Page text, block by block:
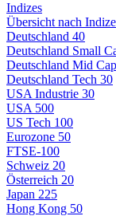
Indizes
Übersicht nach
Deutschland 40
Deutschland Small
Deutschland Mid
Deutschland Tech 30
USA Industrie 30
USA 500
US Tech 100
Eurozone 50
FTSE-100
Schweiz 20
Österreich 20
Japan 225
Hong Kong 50